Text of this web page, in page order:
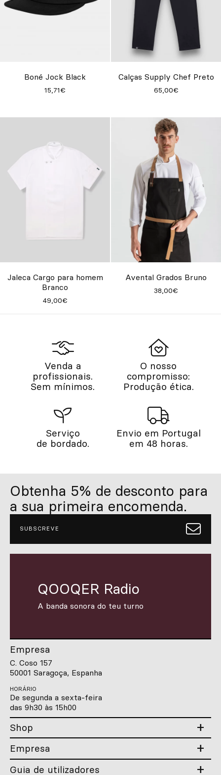
Boné Jock Black
15,71€
Calças Supply Chef Preto
65,00€
Jaleca Cargo para homem
Branco
49,00€
Avental Grados Bruno
38,00€
Venda a
profissionais.
Sem mínimos.
O nosso
compromisso:
Produção ética.
Serviço
de bordado.
Envio em Portugal
em 48 horas.
Obtenha 5% de desconto para
a sua primeira encomenda.
SUBSCREVE
QOOQER Radio
A banda sonora do teu turno
Empresa
C. Coso 157
50001 Saragoça, Espanha
HORÁRIO
De segunda a sexta-feira
das 9h30 às 15h00
Shop
Empresa
Guia de utilizadores